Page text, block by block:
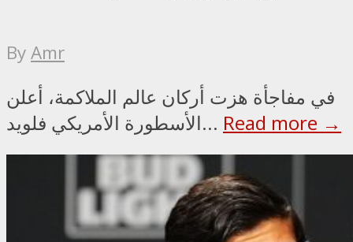
ByAmr
في مفاجأة هزت أركان عالم الملاكمة، أعلن
الأسطورة الأمريكي فلويد... Read more →